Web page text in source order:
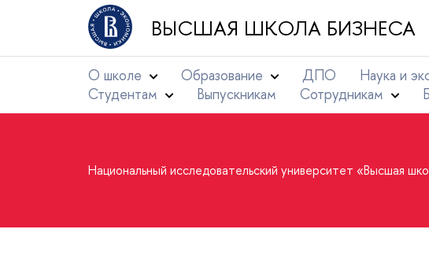
ВЫСШАЯ ШКОЛА БИЗНЕСА
О школе Образование ДПО Наука и
Студентам
Выпускникам Сотрудникам
Национальный исследовательский университет «Высшая